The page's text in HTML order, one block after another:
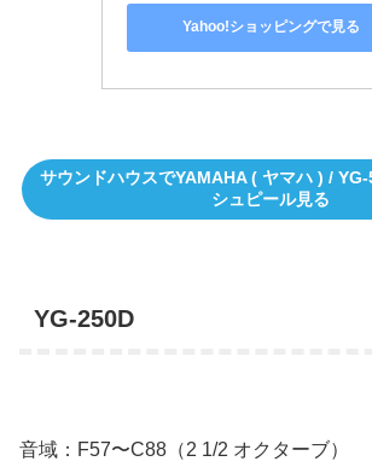
Yahoo!ショッピングで見る
サウンドハウスでYAMAHA ( ヤマハ ) /
シュピール見る
YG-250D
音域：F57〜C88（2 1/2 オクターブ）